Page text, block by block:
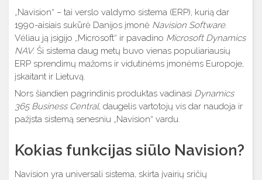
„Navision“ – tai verslo valdymo sistema (ERP), kurią dar
1990-aisiais sukūrė Danijos įmonė Navision Software.
Vėliau ją įsigijo „Microsoft“ ir pavadino Microsoft Dynamics
NAV. Ši sistema daug metų buvo vienas populiariausių
ERP sprendimų mažoms ir vidutinėms įmonėms Europoje,
įskaitant ir Lietuvą.
Nors šiandien pagrindinis produktas vadinasi Dynamics
365 Business Central, daugelis vartotojų vis dar naudoja ir
pažįsta sistemą senesniu „Navision“ vardu.
Kokias funkcijas siūlo Navision?
Navision yra universali sistema, skirta įvairių sričių